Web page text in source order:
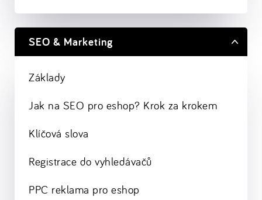
SEO & Marketing
Základy
Jak na SEO pro eshop? Krok za krokem
Klíčová slova
Registrace do vyhledávačů
PPC reklama pro eshop